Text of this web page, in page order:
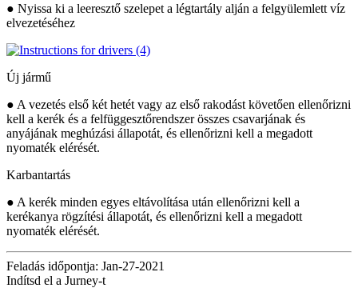
● Nyissa ki a leeresztő szelepet a légtartály alján a felgyülemlett víz
elvezetéséhez
Új jármű
● A vezetés első két hetét vagy az első rakodást követően ellenőrizni
kell a kerék és a felfüggesztőrendszer összes csavarjának és
anyájának meghúzási állapotát, és ellenőrizni kell a megadott
nyomaték elérését.
Karbantartás
● A kerék minden egyes eltávolítása után ellenőrizni kell a
kerékanya rögzítési állapotát, és ellenőrizni kell a megadott
nyomaték elérését.
Feladás időpontja: Jan-27-2021
Indítsd el a Jurney-t